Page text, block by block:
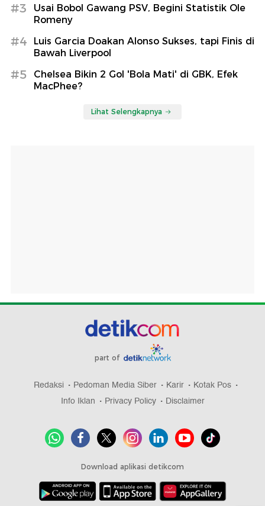
#3
Usai Bobol Gawang PSV, Begini Statistik Ole
Romeny
#4
Luis Garcia Doakan Alonso Sukses, tapi Finis di
Bawah Liverpool
#5
Chelsea Bikin 2 Gol 'Bola Mati' di GBK, Efek
MacPhee?
Lihat Selengkapnya
part of
Redaksi Pedoman Media Siber Karir
Kotak Pos
Info Iklan
Privacy Policy Disclaimer
Download aplikasi detikcom